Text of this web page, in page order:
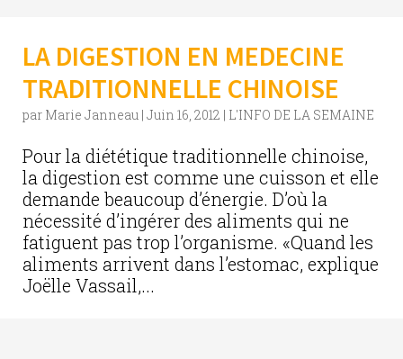
LA DIGESTION EN MEDECINE
TRADITIONNELLE CHINOISE
par Marie Janneau | Juin 16, 2012 | L'INFO DE LA SEMAINE
Pour la diététique traditionnelle chinoise,
la digestion est comme une cuisson et elle
demande beaucoup d’énergie. D’où la
nécessité d’ingérer des aliments qui ne
fatiguent pas trop l’organisme. «Quand les
aliments arrivent dans l’estomac, explique
Joëlle Vassail,...